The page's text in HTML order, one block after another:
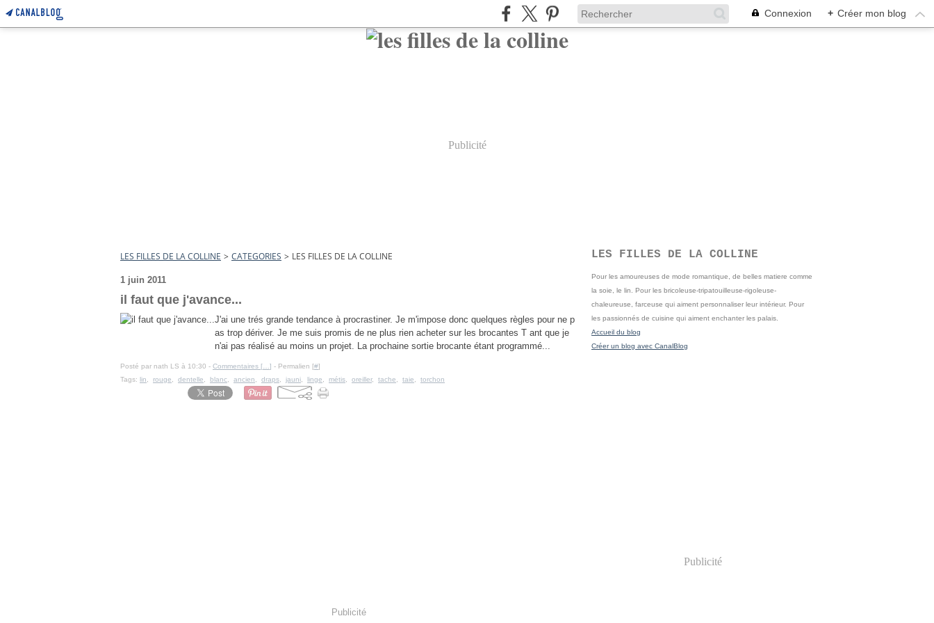
Connexion + Créer mon blog
Publicité
LES FILLES DE LA COLLINE > CATEGORIES > LES FILLES DE LA COLLINE
1 juin 2011
il faut que j'avance...
J'ai une trés grande tendance à procrastiner. Je m'impose donc quelques règles pour ne p
as trop dériver. Je me suis promis de ne plus rien acheter sur les brocantes T ant que je
n'ai pas réalisé au moins un projet. La prochaine sortie brocante étant programmé...
Posté par nath LS à 10:30 - Commentaires [ ] - Permalien [#]
Tags: lin rouge dentelle blanc ancien draps jauni linge métis oreiller, tache taie torchon
Publicité
LES FILLES DE LA COLLINE
Pour les amoureuses de mode romantique, de belles matiere comme
la soie, le lin. Pour les bricoleuse-tripatouilleuse-rigoleuse-
chaleureuse, farceuse qui aiment personnaliser leur intérieur. Pour
les passionnés de cuisine qui aiment enchanter les palais.
Accueil du blog
Créer un blog avec CanalBlog
Publicité